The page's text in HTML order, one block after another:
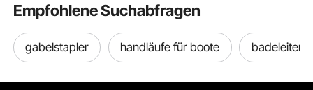
Empfohlene Suchabfragen
gabelstapler handläufe für boote badeleiter